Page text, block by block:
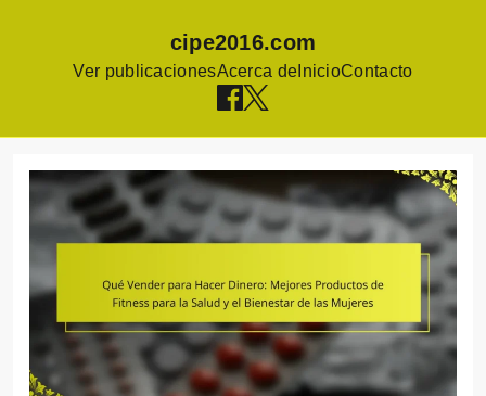
cipe2016.com
Ver publicacionesAcerca de InicioContacto
content